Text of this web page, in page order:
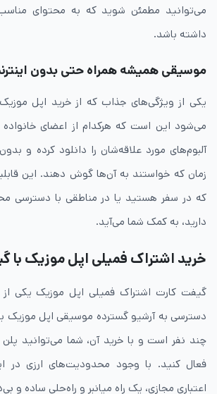
می‌توانید مطمئن شوید که به محتوای
داشته باشد.
موسیقی همیشه همراه حتی بدون
یکی از ویژگی‌های جذاب که از خرید اپل
می‌شود این است که هرکدام از اعضای
آلبوم‌های مورد علاقه‌شان را دانلود کرده و
زمان که خواستند به آن‌ها گوش دهند. این
که در سفر هستید یا در مناطقی با دسترسی
دارید، به کمک شما می‌آید.
خرید اشتراک فمیلی اپل موزیک با
گیفت کارت اشتراک فمیلی اپل موزیک یکی از
دسترسی به آرشیو گسترده موسیقی اپل موزیک
چند نفر است و با خرید آن، شما می‌توانید
فعال کنید. با وجود محدودیت‌های ارزی در
اعتباری مجازی، یک راه میانبر و راه‌حلی ساده و